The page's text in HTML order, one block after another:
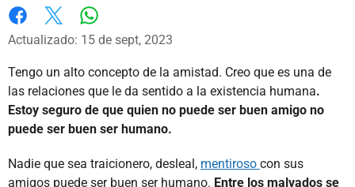
Facebook
X
Actualizado: 15 de sept, 2023
Tengo un alto concepto de la amistad. Creo que es una de
las relaciones que le da sentido a la existencia humana.
Estoy seguro de que quien no puede ser buen amigo no
puede ser buen ser humano.
Nadie que sea traicionero, desleal, mentiroso con sus
amigos puede ser buen ser humano. Entre los malvados se